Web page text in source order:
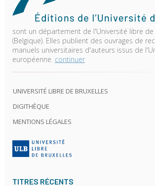
sont un département de l'Université libre de
(Belgique). Elles publient des ouvrages de
manuels universitaires d'auteurs issus de
européenne. continuer
UNIVERSITÉ LIBRE DE BRUXELLES
DIGITHÈQUE
MENTIONS LÉGALES
TITRES RÉCENTS